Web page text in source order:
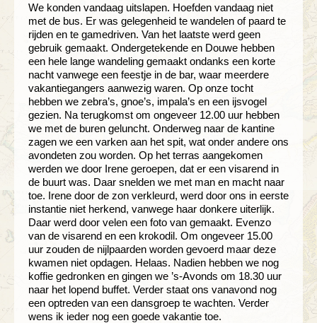
We konden vandaag uitslapen. Hoefden vandaag niet
met de bus. Er was gelegenheid te wandelen of paard te
rijden en te gamedriven. Van het laatste werd geen
gebruik gemaakt. Ondergetekende en Douwe hebben
een hele lange wandeling gemaakt ondanks een korte
nacht vanwege een feestje in de bar, waar meerdere
vakantiegangers aanwezig waren. Op onze tocht
hebben we zebra’s, gnoe’s, impala’s en een ijsvogel
gezien. Na terugkomst om ongeveer 12.00 uur hebben
we met de buren geluncht. Onderweg naar de kantine
zagen we een varken aan het spit, wat onder andere ons
avondeten zou worden. Op het terras aangekomen
werden we door Irene geroepen, dat er een visarend in
de buurt was. Daar snelden we met man en macht naar
toe. Irene door de zon verkleurd, werd door ons in eerste
instantie niet herkend, vanwege haar donkere uiterlijk.
Daar werd door velen een foto van gemaakt. Evenzo
van de visarend en een krokodil. Om ongeveer 15.00
uur zouden de nijlpaarden worden gevoerd maar deze
kwamen niet opdagen. Helaas. Nadien hebben we nog
koffie gedronken en gingen we ’s-Avonds om 18.30 uur
naar het lopend buffet. Verder staat ons vanavond nog
een optreden van een dansgroep te wachten. Verder
wens ik ieder nog een goede vakantie toe.